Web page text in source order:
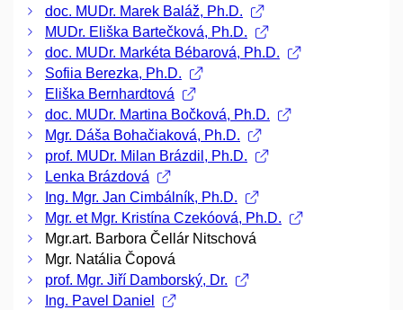
doc. MUDr. Marek Baláž, Ph.D.
MUDr. Eliška Bartečková, Ph.D.
doc. MUDr. Markéta Bébarová, Ph.D.
Sofiia Berezka, Ph.D.
Eliška Bernhardtová
doc. MUDr. Martina Bočková, Ph.D.
Mgr. Dáša Bohačiaková, Ph.D.
prof. MUDr. Milan Brázdil, Ph.D.
Lenka Brázdová
Ing. Mgr. Jan Cimbálník, Ph.D.
Mgr. et Mgr. Kristína Czekóová, Ph.D.
Mgr.art. Barbora Čellár Nitschová
Mgr. Natália Čopová
prof. Mgr. Jiří Damborský, Dr.
Ing. Pavel Daniel